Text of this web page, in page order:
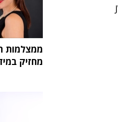
ממצלמות
מחזיק